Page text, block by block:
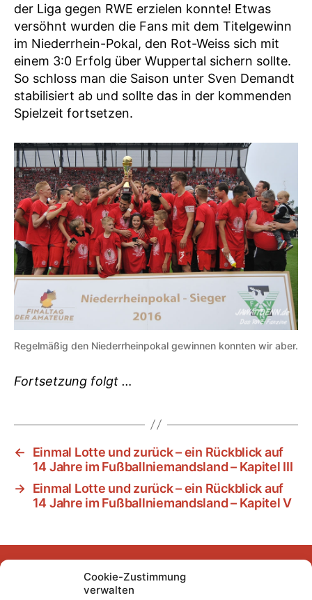
Cookie-Zustimmung
verwalten
der Liga gegen RWE erzielen konnte! Etwas
versöhnt wurden die Fans mit dem Titelgewinn
im Niederrhein-Pokal, den Rot-Weiss sich mit
einem 3:0 Erfolg über Wuppertal sichern sollte.
So schloss man die Saison unter Sven Demandt
stabilisiert ab und sollte das in der kommenden
Spielzeit fortsetzen.
Regelmäßig den Niederrheinpokal gewinnen konnten wir aber.
Fortsetzung folgt …
←
Einmal Lotte und zurück – ein Rückblick auf
14 Jahre im Fußballniemandsland – Kapitel III
→ Einmal Lotte und zurück – ein Rückblick auf
14 Jahre im Fußballniemandsland – Kapitel V
FacebookInstagram
YouTubeMastodonBluesky